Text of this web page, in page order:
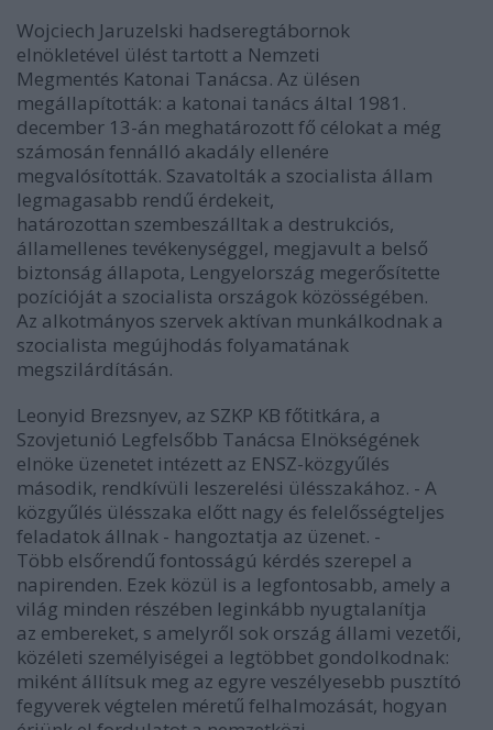
Wojciech Jaruzelski hadseregtábornok
elnökletével ülést tartott a Nemzeti
Megmentés Katonai Tanácsa. Az ülésen
megállapították: a katonai tanács által 1981.
december 13-án meghatározott fő célokat a még
számosán fennálló akadály ellenére
megvalósították. Szavatolták a szocialista állam
legmagasabb rendű érdekeit,
határozottan szembeszálltak a destrukciós,
államellenes tevékenységgel, megjavult a belső
biztonság állapota, Lengyelország megerősítette
pozícióját a szocialista országok közösségében.
Az alkotmányos szervek aktívan munkálkodnak a
szocialista megújhodás folyamatának
megszilárdításán.
Leonyid Brezsnyev, az SZKP KB főtitkára, a
Szovjetunió Legfelsőbb Tanácsa Elnökségének
elnöke üzenetet intézett az ENSZ-közgyűlés
második, rendkívüli leszerelési ülésszakához. - A
közgyűlés ülésszaka előtt nagy és felelősségteljes
feladatok állnak - hangoztatja az üzenet. -
Több elsőrendű fontosságú kérdés szerepel a
napirenden. Ezek közül is a legfontosabb, amely a
világ minden részében leginkább nyugtalanítja
az embereket, s amelyről sok ország állami vezetői,
közéleti személyiségei a legtöbbet gondolkodnak:
miként állítsuk meg az egyre veszélyesebb pusztító
fegyverek végtelen méretű felhalmozását, hogyan